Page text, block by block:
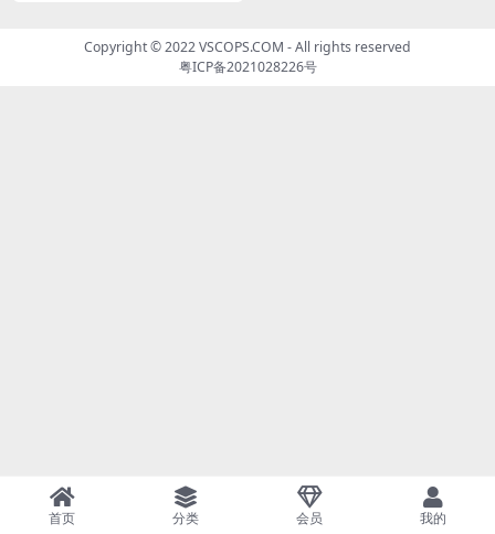
Copyright © 2022VSCOPS.COM - All rights reserved
粤ICP备2021028226号
首页 分类 会员 我的